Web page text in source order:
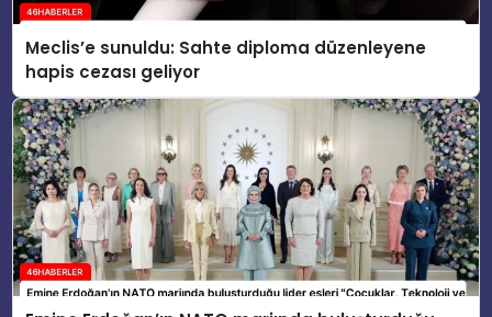
Meclis’e sunuldu: Sahte diploma düzenleyene
hapis cezası geliyor